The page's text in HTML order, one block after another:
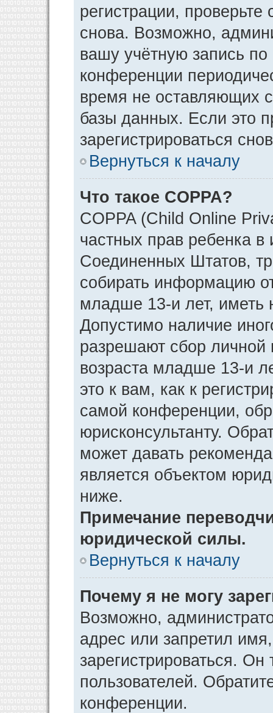
регистрации,
снова. Возможно,
вашу учётную запись
конференции
время не оставляющих
базы данных. Если это
зарегистрироваться
Вернуться к началу
Что такое COPPA?
COPPA (Child Online
частных прав ребенка в
Соединенных Штатов,
собирать информацию
младше 13-и лет, иметь
Допустимо наличие
разрешают сбор
возраста младше 13-и
это к вам, как к
самой конференции,
юрисконсультанту.
может давать
является объектом
ниже.
Примечание
юридической силы.
Вернуться к началу
Почему я не могу
Возможно,
адрес или запретил
зарегистрироваться.
пользователей.
конференции.